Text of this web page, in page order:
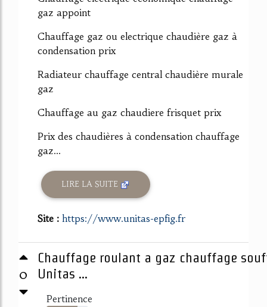
gaz appoint
Chauffage gaz ou electrique chaudière gaz à
condensation prix
Radiateur chauffage central chaudière murale
gaz
Chauffage au gaz chaudiere frisquet prix
Prix des chaudières à condensation chauffage
gaz...
LIRE LA SUITE
Site : https://www.unitas-epfig.fr
0
Chauffage roulant a gaz chauffage
Unitas ...
Pertinence